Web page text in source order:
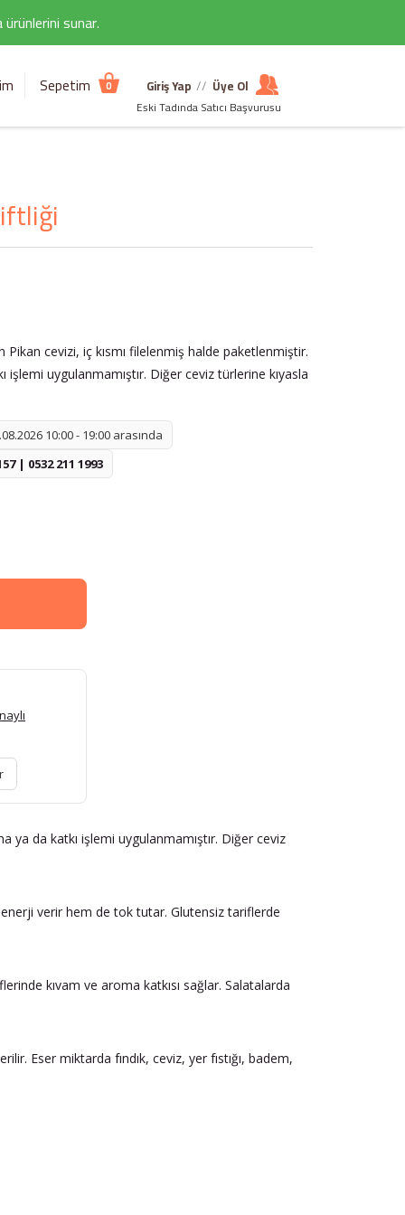
sunar.
Sepetim 0 Giriş Yap // Üye Ol
Eski Tadında Satıcı Başvurusu
Pikan cevizi, iç kısmı filelenmiş halde paketlenmiştir.
uygulanmamıştır. Diğer ceviz türlerine kıyasla
10:00 - 19:00 arasında
| 0532 211 1993
ya da katkı işlemi uygulanmamıştır. Diğer ceviz
verir hem de tok tutar. Glutensiz tariflerde
kıvam ve aroma katkısı sağlar. Salatalarda
Eser miktarda fındık, ceviz, yer fıstığı, badem,